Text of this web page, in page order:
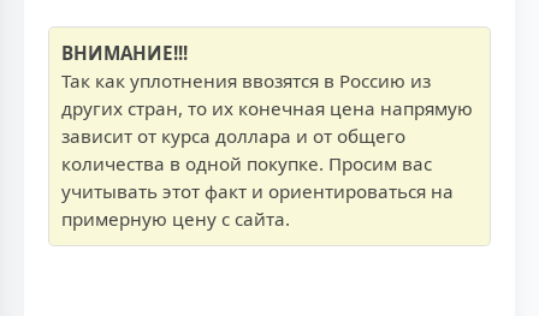
ВНИМАНИЕ!!!
Так как уплотнения ввозятся в Россию из
других стран, то их конечная цена напрямую
зависит от курса доллара и от общего
количества в одной покупке. Просим вас
учитывать этот факт и ориентироваться на
примерную цену с сайта.